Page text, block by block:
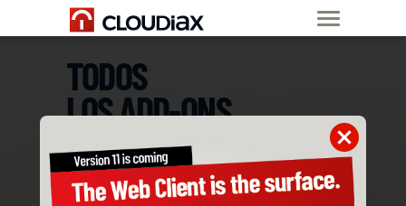
TODOS
LOS ADD-ONS
DE SAP BUSINESS ONE
SON COMPATIBLES